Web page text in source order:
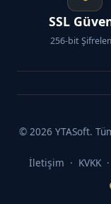
SSL
256-bit
© 2026 YTASoft.
İletişim · KVKK ·